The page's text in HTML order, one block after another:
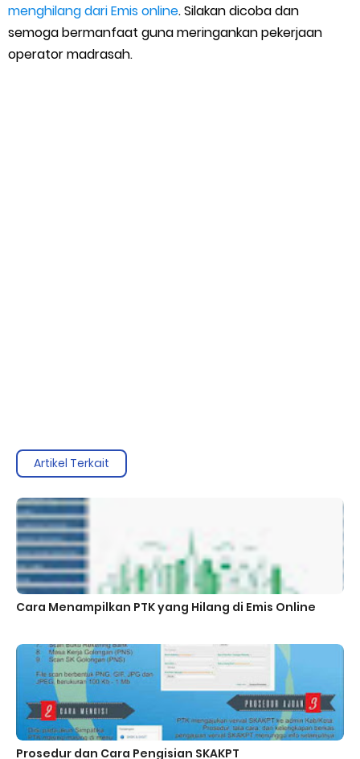
menghilang dari Emis online. Silakan dicoba dan
semoga bermanfaat guna meringankan pekerjaan
operator madrasah.
Artikel Terkait
Cara Menampilkan PTK yang Hilang di Emis Online
Prosedur dan Cara Pengisian SKAKPT